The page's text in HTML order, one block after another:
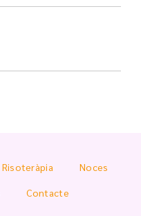
Risoteràpia Noces
Contacte